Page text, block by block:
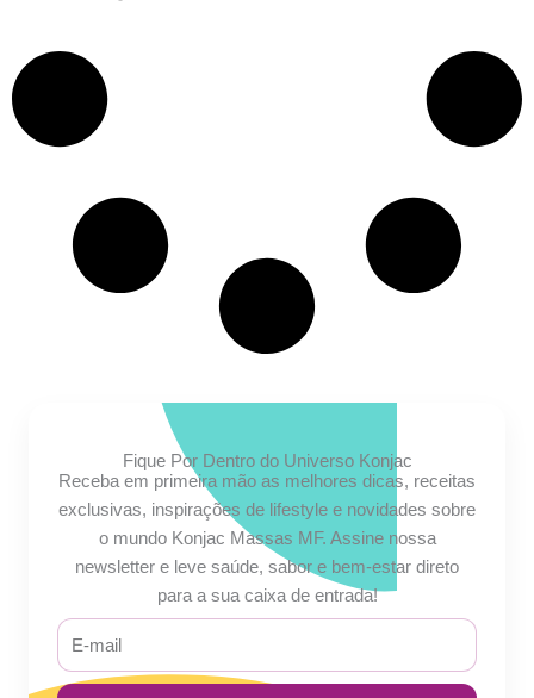
Fique Por Dentro do Universo Konjac
Receba em primeira mão as melhores dicas, receitas
exclusivas, inspirações de lifestyle e novidades sobre
o mundo Konjac Massas MF. Assine nossa
newsletter e leve saúde, sabor e bem-estar direto
para a sua caixa de entrada!
E-
mail